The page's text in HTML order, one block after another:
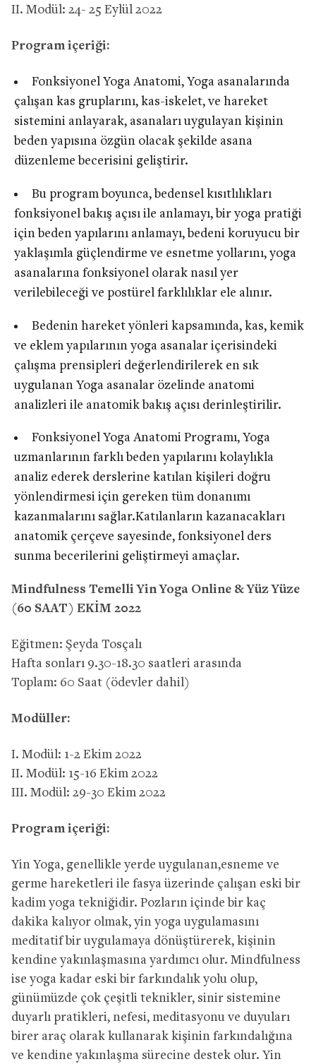
II. Modül: 24- 25 Eylül 2022
Program içeriği:
Fonksiyonel Yoga Anatomi, Yoga asanalarında
çalışan kas gruplarını, kas-iskelet, ve hareket
sistemini anlayarak, asanaları uygulayan kişinin
beden yapısına özgün olacak şekilde asana
düzenleme becerisini geliştirir.
Bu program boyunca, bedensel kısıtlılıkları
fonksiyonel bakış açısı ile anlamayı, bir yoga pratiği
için beden yapılarını anlamayı, bedeni koruyucu bir
yaklaşımla güçlendirme ve esnetme yollarını, yoga
asanalarına fonksiyonel olarak nasıl yer
verilebileceği ve postürel farklılıklar ele alınır.
Bedenin hareket yönleri kapsamında, kas, kemik
ve eklem yapılarının yoga asanalar içerisindeki
çalışma prensipleri değerlendirilerek en sık
uygulanan Yoga asanalar özelinde anatomi
analizleri ile anatomik bakış açısı derinleştirilir.
Fonksiyonel Yoga Anatomi Programı, Yoga
uzmanlarının farklı beden yapılarını kolaylıkla
analiz ederek derslerine katılan kişileri doğru
yönlendirmesi için gereken tüm donanımı
kazanmalarını sağlar.Katılanların kazanacakları
anatomik çerçeve sayesinde, fonksiyonel ders
sunma becerilerini geliştirmeyi amaçlar.
Mindfulness Temelli Yin Yoga Online & Yüz Yüze
(60 SAAT) EKİM 2022
Eğitmen: Şeyda Tosçalı
Hafta sonları 9.30-18.30 saatleri arasında
Toplam: 60 Saat (ödevler dahil)
Modüller:
I. Modül: 1-2 Ekim 2022
II. Modül: 15-16 Ekim 2022
III. Modül: 29-30 Ekim 2022
Program içeriği:
Yin Yoga, genellikle yerde uygulanan,esneme ve
germe hareketleri ile fasya üzerinde çalışan eski bir
kadim yoga tekniğidir. Pozların içinde bir kaç
dakika kalıyor olmak, yin yoga uygulamasını
meditatif bir uygulamaya dönüştürerek, kişinin
kendine yakınlaşmasına yardımcı olur. Mindfulness
ise yoga kadar eski bir farkındalık yolu olup,
günümüzde çok çeşitli teknikler, sinir sistemine
duyarlı pratikleri, nefesi, meditasyonu ve duyuları
birer araç olarak kullanarak kişinin farkındalığına
ve kendine yakınlaşma sürecine destek olur. Yin